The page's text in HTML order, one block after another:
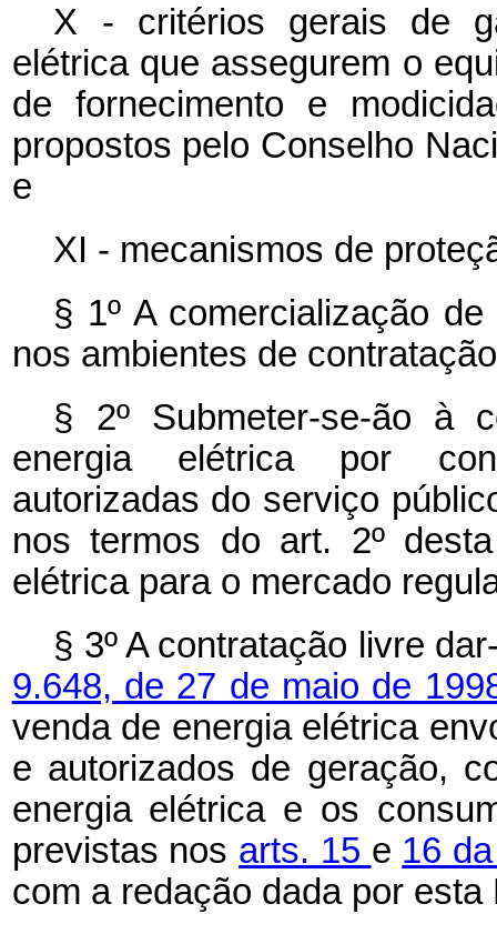
X - critérios gerais de
elétrica que assegurem o
de fornecimento e
propostos pelo Conselho
e
XI - mecanismos de
§ 1º A comercialização
nos ambientes de
§ 2º Submeter-se-ão à
energia elétrica por
autorizadas do serviço
nos termos do art. 2º
elétrica para o mercado
§ 3º A contratação livre
9.648, de 27 de maio de
venda de energia elétrica
e autorizados de geração,
energia elétrica e os
previstas nos arts. 15 e 16
com a redação dada por esta